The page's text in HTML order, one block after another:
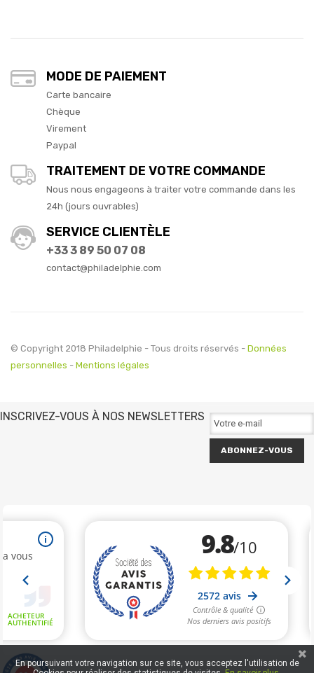
MODE DE PAIEMENT
Carte bancaire
Chèque
Virement
Paypal
TRAITEMENT DE VOTRE COMMANDE
Nous nous engageons à traiter votre commande dans les
24h (jours ouvrables)
SERVICE CLIENTÈLE
+33 3 89 50 07 08
contact@philadelphie.com
© Copyright 2018 Philadelphie - Tous droits réservés - Données
personnelles - Mentions légales
INSCRIVEZ-VOUS À NOS NEWSLETTERS
ABONNEZ-VOUS
En poursuivant votre navigation sur ce site, vous acceptez l'utilisation de